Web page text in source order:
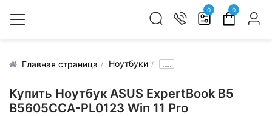
0 0
Главная страница Ноутбуки .....
Купить Ноутбук ASUS ExpertBook B5
B5605CCA-PL0123 Win 11 Pro